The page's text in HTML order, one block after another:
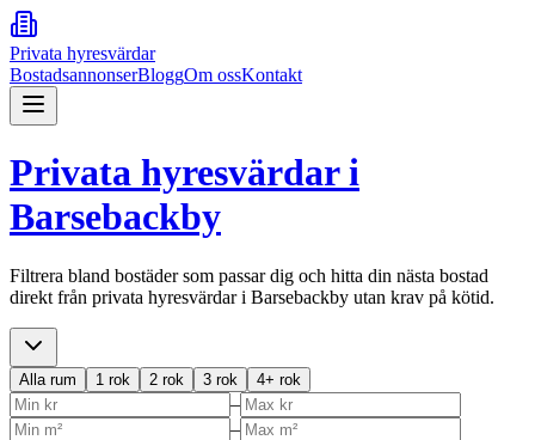
Privata hyresvärdar
BostadsannonserBloggOm ossKontakt
Privata hyresvärdar i
Barsebackby
Filtrera bland bostäder som passar dig och hitta din nästa bostad
direkt från privata hyresvärdar i Barsebackby utan krav på kötid.
Alla rum 1 rok 2 rok 3 rok 4+ rok
–
–